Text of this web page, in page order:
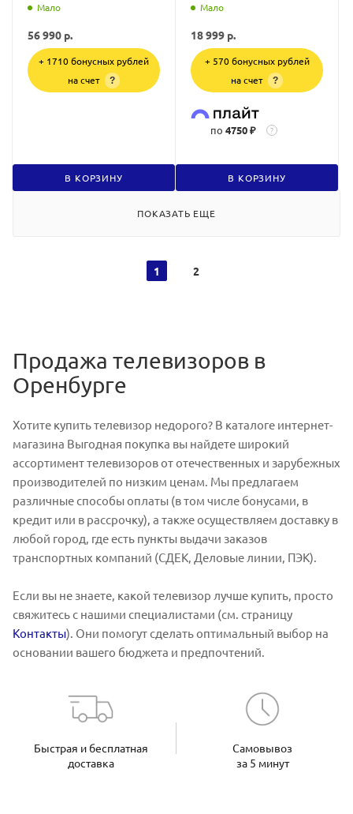
Мало
56 990 р.
+ 1710 бонусных рублей
на счет
?
В КОРЗИНУ
Мало
18 999 р.
+ 570 бонусных рублей
на счет
?
по 4750 ₽ ?
В КОРЗИНУ
ПОКАЗАТЬ ЕЩЕ
1 2
Продажа телевизоров в
Оренбурге
Хотите купить телевизор недорого? В каталоге интернет-
магазина Выгодная покупка вы найдете широкий
ассортимент телевизоров от отечественных и зарубежных
производителей по низким ценам. Мы предлагаем
различные способы оплаты (в том числе бонусами, в
кредит или в рассрочку), а также осуществляем доставку в
любой город, где есть пункты выдачи заказов
транспортных компаний (СДЕК, Деловые линии, ПЭК).
Если вы не знаете, какой телевизор лучше купить, просто
свяжитесь с нашими специалистами (см. страницу
Контакты). Они помогут сделать оптимальный выбор на
основании вашего бюджета и предпочтений.
Быстрая и бесплатная
доставка
Самовывоз
за 5 минут